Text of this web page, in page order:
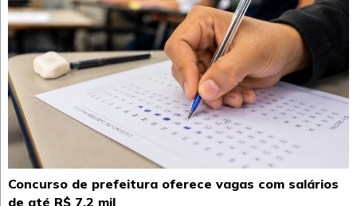
Concurso de prefeitura oferece vagas com salários
de até R$ 7,2 mil